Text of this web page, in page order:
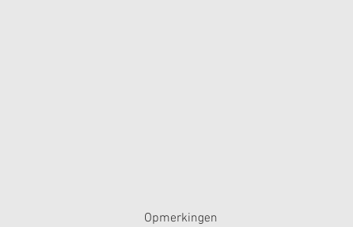
Opmerkingen